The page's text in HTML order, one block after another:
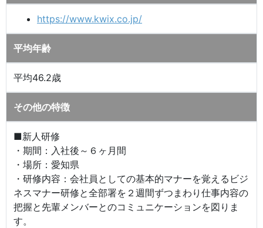
https://www.kwix.co.jp/
平均年齢
平均46.2歳
その他の特徴
■新人研修
・期間：入社後～６ヶ月間
・場所：愛知県
・研修内容：会社員としての基本的マナーを覚えるビジ
ネスマナー研修と全部署を２週間ずつまわり仕事内容の
把握と先輩メンバーとのコミュニケーションを図りま
す。